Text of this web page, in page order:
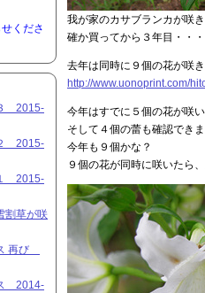
我が家のカサブランカが咲
確か買ってから３年目・・・
去年は同時に９個の花が咲
http://www.uonoprint.com/
今年はすでに５個の花が咲
そして４個の蕾も確認でき
今年も９個かな？
９個の花が同時に咲いたら
くださ
2015-
2015-
2015-
割草が咲
再び
2014-